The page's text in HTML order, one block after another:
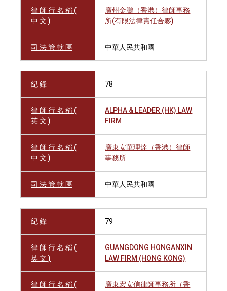
律 師 行 名 稱 (
中 文 )
廣州金鵬（香港）律師事務
所(有限法律責任合夥)
司 法 管 轄 區 中華人民共和國
紀 錄 78
律 師 行 名 稱 (
英 文 )
ALPHA & LEADER (HK) LAW
FIRM
律 師 行 名 稱 (
中 文 )
廣東安華理達（香港）律師
事務所
司 法 管 轄 區 中華人民共和國
紀 錄 79
律 師 行 名 稱 (
英 文 )
GUANGDONG HONGANXIN
LAW FIRM (HONG KONG)
律 師 行 名 稱 ( 廣東宏安信律師事務所（香